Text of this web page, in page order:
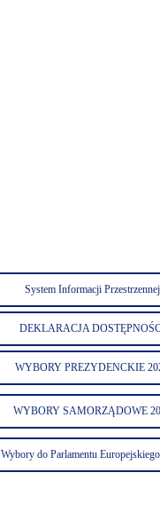
System Informacji Przestrzennej
DEKLARACJA
WYBORY PREZYDENCKIE
WYBORY SAMORZĄDOWE
Wybory do Parlamentu